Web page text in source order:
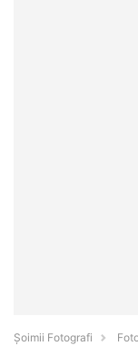
Șoimii Fotografi